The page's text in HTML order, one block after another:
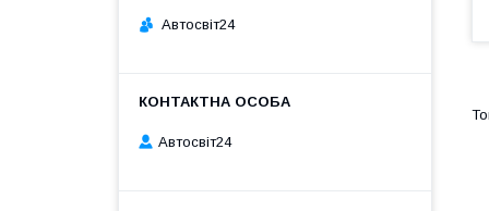
Автосвіт24
Автосвіт24